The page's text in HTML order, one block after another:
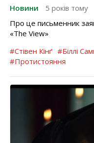
Новини
5 років тому
Про це письменник
«The View»
#Стівен Кінґ #Біллі
#Протистояння